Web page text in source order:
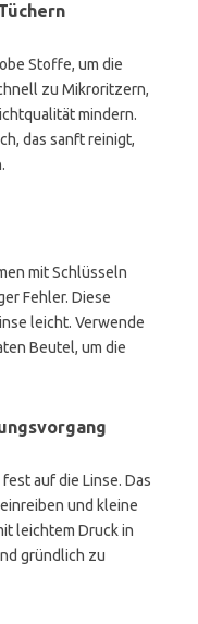
Stoffe, um die
zu Mikroritzern,
mindern.
das sanft reinigt,
mit Schlüsseln
Fehler. Diese
leicht. Verwende
Beutel, um die
auf die Linse. Das
und kleine
leichtem Druck in
gründlich zu